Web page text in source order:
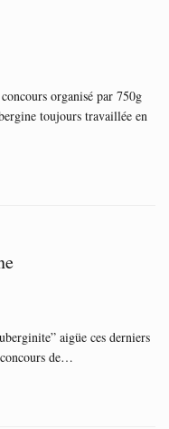
organisé par 750g
toujours travaillée en
aigüe ces derniers
de…